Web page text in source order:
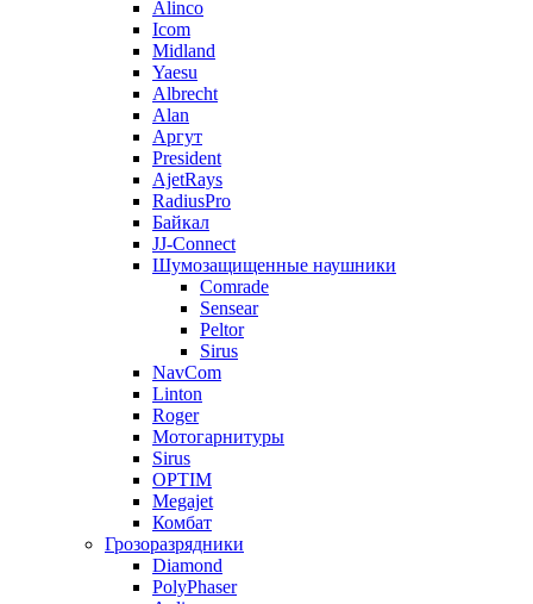
Alinco
Icom
Midland
Yaesu
Albrecht
Alan
Аргут
President
AjetRays
RadiusPro
Байкал
JJ-Connect
Шумозащищенные наушники
Comrade
Sensear
Peltor
Sirus
NavCom
Linton
Roger
Мотогарнитуры
Sirus
OPTIM
Megajet
Комбат
Грозоразрядники
Diamond
PolyPhaser